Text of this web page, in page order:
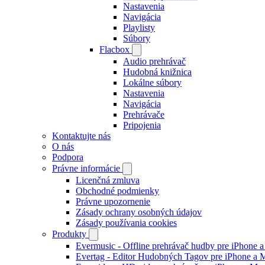
Nastavenia
Navigácia
Playlisty
Súbory
Flacbox
Audio prehrávač
Hudobná knižnica
Lokálne súbory
Nastavenia
Navigácia
Prehrávače
Pripojenia
Kontaktujte nás
O nás
Podpora
Právne informácie
Licenčná zmluva
Obchodné podmienky
Právne upozornenie
Zásady ochrany osobných údajov
Zásady používania cookies
Produkty
Evermusic - Offline prehrávač hudby pre iPhone
Evertag - Editor Hudobných Tagov pre iPhone a